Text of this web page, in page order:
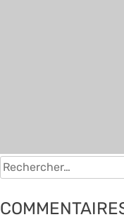
Rechercher :